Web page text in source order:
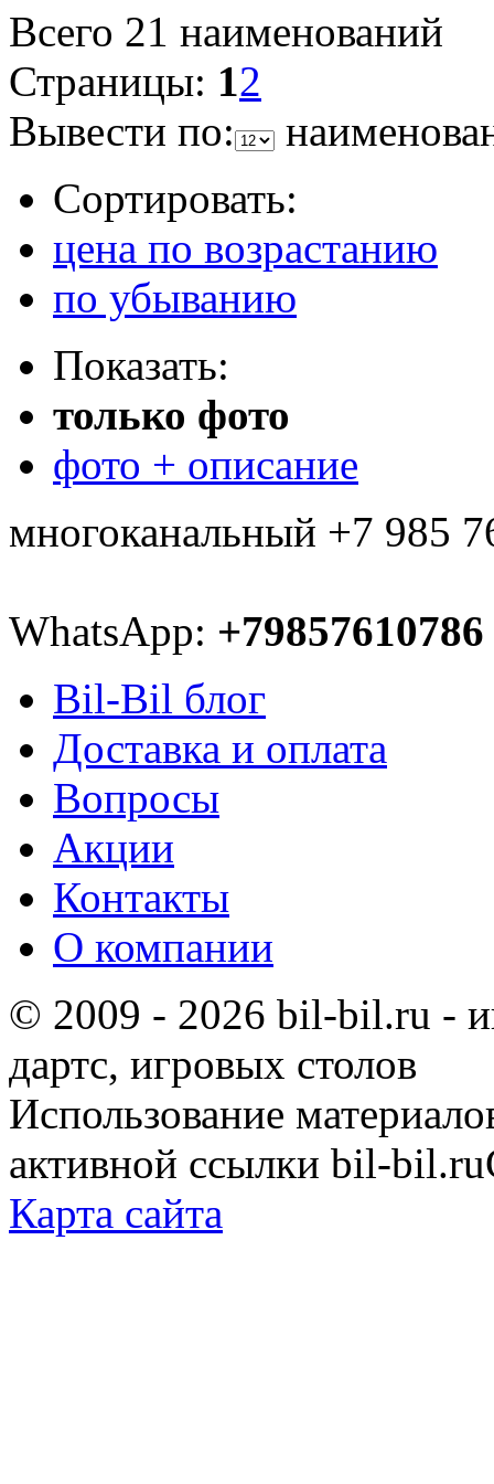
Всего 21 наименований
Страницы: 12
Вывести по:
Сортировать:
цена по возрастанию
по убыванию
Показать:
только фото
фото + описание
многоканальный +7 985
WhatsApp: +79857610786
Bil-Bil блог
Доставка и оплата
Вопросы
Акции
Контакты
О компании
© 2009 - 2026 bil-bil.ru -
дартс, игровых столов
Использование
активной ссылки bil-bil.ru
Карта сайта